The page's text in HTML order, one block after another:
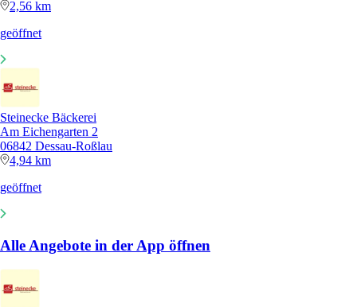
2,56 km
geöffnet
Steinecke Bäckerei
Am Eichengarten 2
06842 Dessau-Roßlau
4,94 km
geöffnet
Alle Angebote in der App öffnen